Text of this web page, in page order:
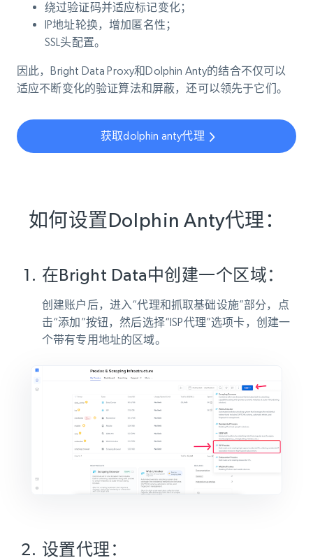
绕过验证码并适应标记变化；
IP地址轮换，增加匿名性；
SSL头配置。
因此，Bright Data Proxy和Dolphin Anty的结合不仅可以
适应不断变化的验证算法和屏蔽，还可以领先于它们。
获取dolphin anty代理
如何设置Dolphin Anty代理：
在Bright Data中创建一个区域：
创建账户后，进入“代理和抓取基础设施”部分，点
击“添加”按钮，然后选择“ISP代理”选项卡，创建一
个带有专用地址的区域。
设置代理：